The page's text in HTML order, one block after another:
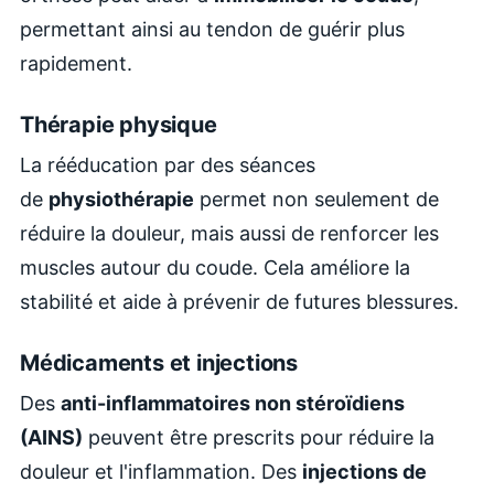
permettant ainsi au tendon de guérir plus
rapidement.
Thérapie physique
La rééducation par des séances
de physiothérapie permet non seulement de
réduire la douleur, mais aussi de renforcer les
muscles autour du coude. Cela améliore la
stabilité et aide à prévenir de futures blessures.
Médicaments et injections
Des anti-inflammatoires non stéroïdiens
(AINS) peuvent être prescrits pour réduire la
douleur et l'inflammation. Des injections de